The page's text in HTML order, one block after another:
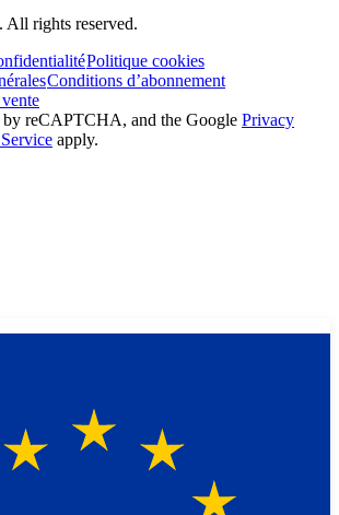
All rights reserved.
Politique cookies
Conditions d’abonnement
by reCAPTCHA, and the Google Privacy
apply.